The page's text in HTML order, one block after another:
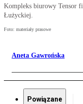
Kompleks biurowy Tensor
Łużyckiej.
Foto: materiały prasowe
Aneta Gawrońska
Powiązane